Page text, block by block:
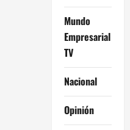
Mundo
Empresarial
TV
Nacional
Opinión